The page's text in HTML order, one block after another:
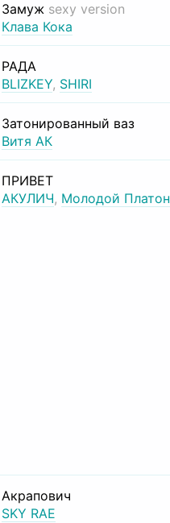
Замуж sexy version
Клава Кока
РАДА
BLIZKEY, SHIRI
Затонированный ваз
Витя АК
ПРИВЕТ
АКУЛИЧ, Молодой Платон
Акрапович
SKY RAE